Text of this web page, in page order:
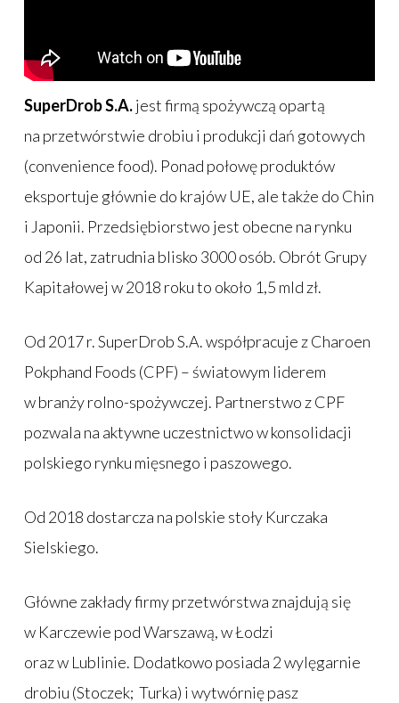
SuperDrob S.A.jest firmą spożywczą opartą
na przetwórstwie drobiu i produkcji dań gotowych
(convenience food). Ponad połowę produktów
eksportuje głównie do krajów UE, ale także do Chin
i Japonii. Przedsiębiorstwo jest obecne na rynku
od 26 lat, zatrudnia blisko 3000 osób. Obrót Grupy
Kapitałowej w 2018 roku to około 1,5 mld zł.
Od 2017 r. SuperDrob S.A. współpracuje z Charoen
Pokphand Foods (CPF) – światowym liderem
w branży rolno-spożywczej. Partnerstwo z CPF
pozwala na aktywne uczestnictwo w konsolidacji
polskiego rynku mięsnego i paszowego.
Od 2018 dostarcza na polskie stoły Kurczaka
Sielskiego.
Główne zakłady firmy przetwórstwa znajdują się
w Karczewie pod Warszawą, w Łodzi
oraz w Lublinie. Dodatkowo posiada 2 wylęgarnie
drobiu (Stoczek; Turka) i wytwórnię pasz